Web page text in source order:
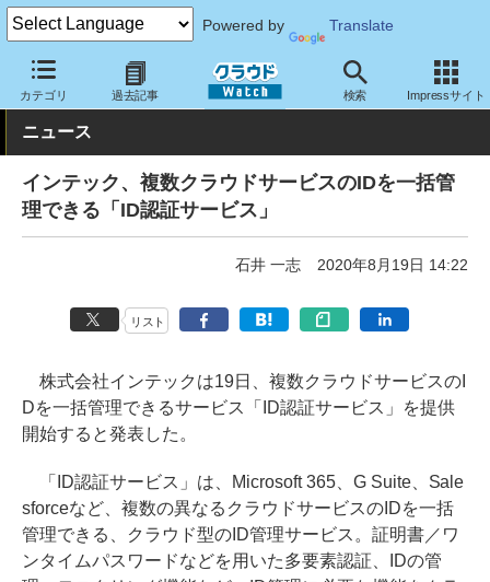
Powered by Translate
カテゴリ 過去記事 検索 Impressサイト
クラウド Watch セキュリティ セキュリティサービス
ニュース
インテック、複数クラウドサービスのIDを一括管
理できる「ID認証サービス」
石井 一志 2020年8月19日 14:22
リスト
株式会社インテックは19日、複数クラウドサービスのI
Dを一括管理できるサービス「ID認証サービス」を提供
開始すると発表した。
「ID認証サービス」は、Microsoft 365、G Suite、Sale
sforceなど、複数の異なるクラウドサービスのIDを一括
管理できる、クラウド型のID管理サービス。証明書／ワ
ンタイムパスワードなどを用いた多要素認証、IDの管